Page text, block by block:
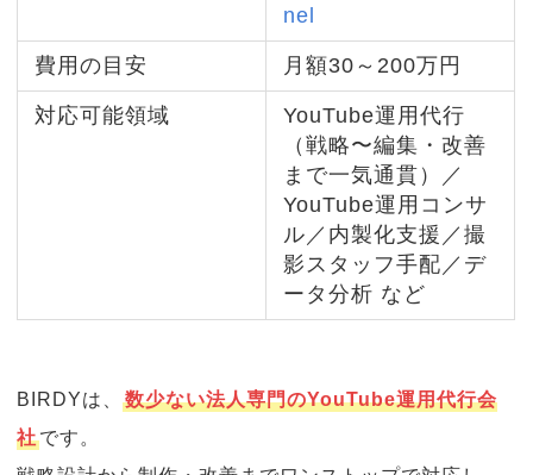
nel
費用の目安 月額30～200万円
対応可能領域
YouTube運用代行
（戦略〜編集・改善
まで一気通貫）／
YouTube運用コンサ
ル／内製化支援／撮
影スタッフ手配／デ
ータ分析 など
BIRDYは、数少ない法人専門のYouTube運用代行会
社です。